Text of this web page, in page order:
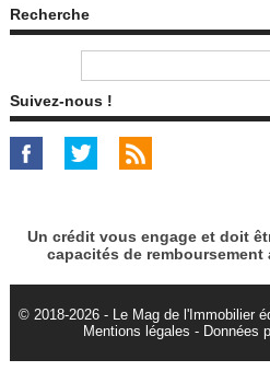
Recherche
Suivez-nous !
Un crédit vous engage et doit
capacités de remboursement
© 2018-2026 - Le Mag de l'Immobilier
Mentions légales - Données